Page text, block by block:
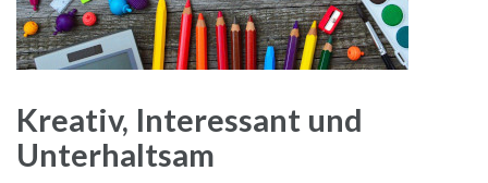
Kreativ, Interessant und
Unterhaltsam